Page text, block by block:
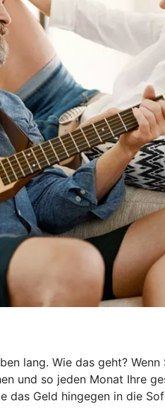
lang. Wie das geht?
und so jeden Monat Ihre
das Geld hingegen in die